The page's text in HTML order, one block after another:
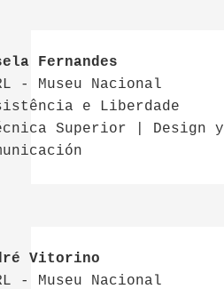
Fernandes
- Museu Nacional
e Liberdade
Superior | Design y
Vitorino
- Museu Nacional